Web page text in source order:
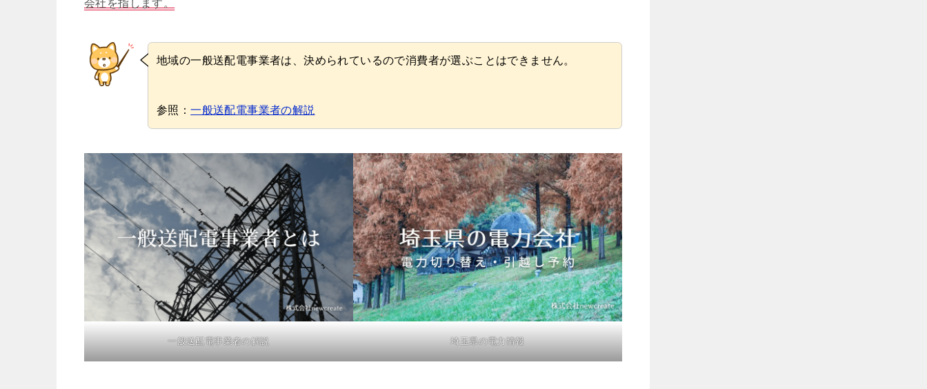
会社を指します。
地域の一般送配電事業者は、決められているので消費者が選ぶことはできません。
参照：一般送配電事業者の解説
一般送配電事業者の解説 埼玉県の電力情報